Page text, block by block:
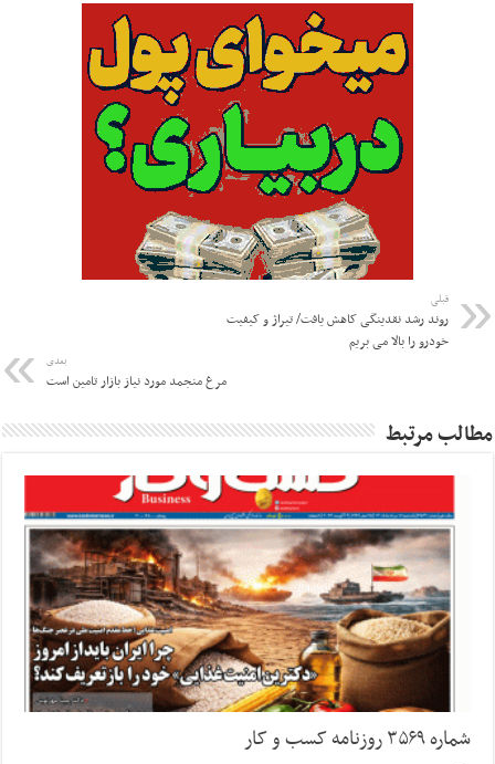
قبلی
روند رشد نقدینگی کاهش یافت/ تیراژ و کیفیت
خودرو را بالا می بریم
بعدی
مرغ منجمد مورد نیاز بازار تامین است
مطالب مرتبط
شماره ۳۵۶۹ روزنامه کسب و کار